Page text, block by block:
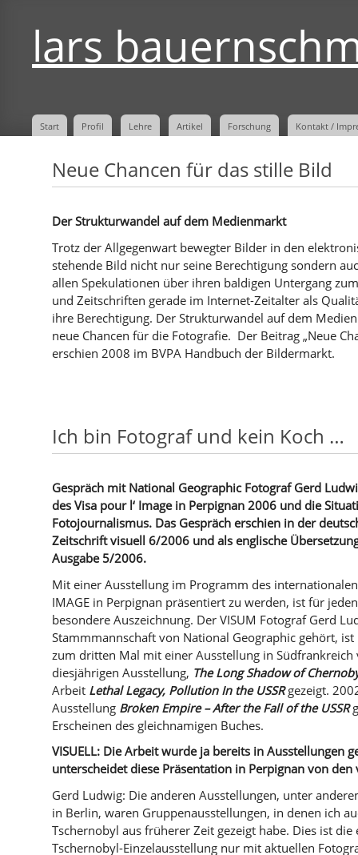
lars
Start Profil Lehre Artikel Forschung Kontakt /
Neue Chancen für das stille Bild
Der Strukturwandel auf dem Medienmarkt
Trotz der Allgegenwart bewegter Bilder in den
stehende Bild nicht nur seine Berechtigung sondern
allen Spekulationen über ihren baldigen Untergang
und Zeitschriften gerade im Internet-Zeitalter als
ihre Berechtigung. Der Strukturwandel auf dem
neue Chancen für die Fotografie. Der Beitrag „Neue
erschien 2008 im BVPA Handbuch der Bildermarkt.
Ich bin Fotograf und kein Koch …
Gespräch mit National Geographic Fotograf Gerd
des Visa pour l‘ Image in Perpignan 2006 und die
Fotojournalismus. Das Gespräch erschien in der
Zeitschrift visuell 6/2006 und als englische
Ausgabe 5/2006.
Mit einer Ausstellung im Programm des internationalen
IMAGE in Perpignan präsentiert zu werden, ist für
besondere Auszeichnung. Der VISUM Fotograf Gerd
Stammmannschaft von National Geographic gehört, ist
zum dritten Mal mit einer Ausstellung in Südfrankreich
diesjährigen Ausstellung, The Long Shadow of
Arbeit Lethal Legacy, Pollution In the USSRgezeigt.
Ausstellung Broken Empire – After the Fall of the USSR
Erscheinen des gleichnamigen Buches.
VISUELL: Die Arbeit wurde ja bereits in Ausstellungen
unterscheidet diese Präsentation in Perpignan von den
Gerd Ludwig: Die anderen Ausstellungen, unter
in Berlin, waren Gruppenausstellungen, in denen ich
Tschernobyl aus früherer Zeit gezeigt habe. Dies ist die
Tschernobyl-Einzelausstellung nur mit aktuellen